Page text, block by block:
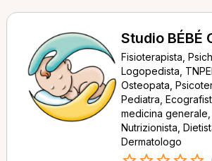
Studio BÉBÉ
Fisioterapista,
Logopedista,
Osteopata,
Pediatra,
medicina generale,
Nutrizionista,
Dermatologo